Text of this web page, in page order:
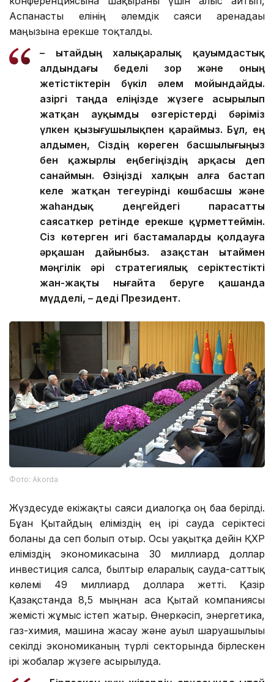
Аспанасты елінің әлемдік саяси аренадағы
маңызына ерекше тоқталды.
– Қытайдың халықаралық қауымдастық
алдындағы беделі зор және оның
жетістіктерін бүкіл әлем мойындайды.
Қазіргі таңда еліңізде жүзеге асырылып
жатқан ауқымды өзгерістерді бәріміз
үлкен қызығушылықпен қараймыз. Бұл, ең
алдымен, Сіздің көреген басшылығыңыз
бен қажырлы еңбегіңіздің арқасы деп
санаймын. Өзіңізді халқын алға бастап
келе жатқан тегеурінді көшбасшы және
жаһандық деңгейдегі парасатты
саясаткер ретінде ерекше құрметтеймін.
Сіз көтерген игі бастамаларды қолдауға
әрқашан дайынбыз. Қазақстан Қытаймен
мәңгілік әрі стратегиялық серіктестікті
жан-жақты нығайта беруге қашанда
мүдделі, – деді Президент.
Фото: Аkorda
Жүздесуде екіжақты саяси диалогқа оң баға берілді.
Бұған Қытайдың еліміздің ең ірі сауда серіктесі
болғаны да сеп болып отыр. Осы уақытқа дейін ҚХР
еліміздің экономикасына 30 миллиард доллар
инвестиция салса, былтыр еларалық сауда-саттық
көлемі 49 миллиард долларға жетті. Қазір
Қазақстанда 8,5 мыңнан аса Қытай компаниясы
жемісті жұмыс істеп жатыр. Өнеркәсіп, энергетика,
газ-химия, машина жасау және ауыл шаруашылығы
секілді экономиканың түрлі секторында бірлескен
ірі жобалар жүзеге асырылуда.